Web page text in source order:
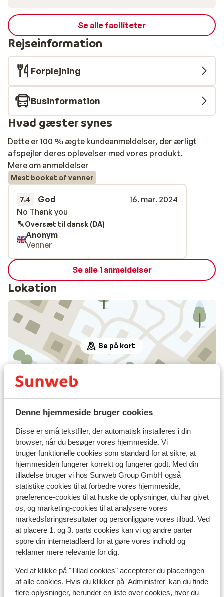
Denne hjemmeside bruger cookies
Disse er små tekstfiler, der automatisk installeres i din
browser, når du besøger vores hjemmeside. Vi
bruger funktionelle cookies som standard for at sikre, at
hjemmesiden fungerer korrekt og fungerer godt. Med din
tilladelse bruger vi hos Sunweb Group GmbH også
statistike cookies til at forbedre vores hjemmeside,
præference-cookies til at huske de oplysninger, du har givet
os, og marketing-cookies til at analysere vores
markedsføringsresultater og personliggøre vores tilbud. Ved
at placere 1. og 3. parts cookies kan vi og andre parter
spore din internetadfærd for at gøre vores indhold og
reklamer mere relevante for dig.
Ved at klikke på "Tillad cookies" accepterer du placeringen
af alle cookies. Hvis du klikker på 'Administrer' kan du finde
flere oplysninger, herunder en liste over cookies, hvor du
Se alle faciliteter
Rejseinformation
Forplejning
Businformation
Hvad gæster synes
Dette er 100 % ægte kundeanmeldelser, der ærligt
afspejler deres oplevelser med vores produkt.
Mere om anmeldelser
Mest booket af venner
7.4 God
16. mar. 2024
No Thank you
No Thank you
Oversæt til dansk (DA)
Anonym
Venner
Se alle 1 anmeldelser
Lokation
Se på kort
I centrum
Afstand til pengeautomat ca. 75 meter
Afstand til skipiste ca. 50 meter
Afstand til skilift ca. 25 meter
Afstand til nærmeste butikker ca. 75 meter
Afstand til nærmeste kiosk ca. 150 meter
Nærmeste restaurant ca. 75 meter
Liftkort/skileje/undervisning
Liftkort
Undervisning